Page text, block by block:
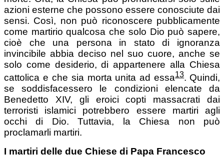
azioni esterne che possono essere conosciute dai
sensi. Così, non può riconoscere pubblicamente
come martirio qualcosa che solo Dio può sapere,
cioè che una persona in stato di ignoranza
invincibile abbia deciso nel suo cuore, anche se
solo come desiderio, di appartenere alla Chiesa
cattolica e che sia morta unita ad essa13. Quindi,
se soddisfacessero le condizioni elencate da
Benedetto XIV, gli eroici copti massacrati dai
terroristi islamici potrebbero essere martiri agli
occhi di Dio. Tuttavia, la Chiesa non può
proclamarli martiri.
I martiri delle due Chiese di Papa Francesco